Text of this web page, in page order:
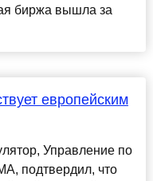
биржа вышла за
европейским
Управление по
подтвердил, что